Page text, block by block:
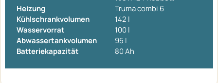
Heizung
Truma combi 6
Kühlschrankvolumen
142 l
Wasservorrat
100 l
Abwassertankvolumen
95 l
Batteriekapazität
80 Ah